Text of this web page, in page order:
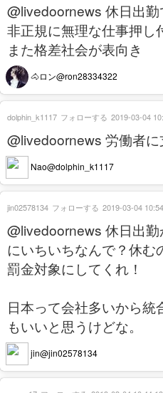
@livedoornews 休日出
非正規に無理な仕事押し
また格差社会が表向き
🐴ロン@ron28334322
@livedoornews 労働者
Nao@dolphin_k1117
dolphin_k1117 フォローする 2019-03-04
@livedoornews 休日出
にいちいちなんで？休む
罰金対象にしてくれ！
日本って会社多いから
もいいと思うけどな。
jin@jin02578134
jin02578134 フォローする 2019-03-04